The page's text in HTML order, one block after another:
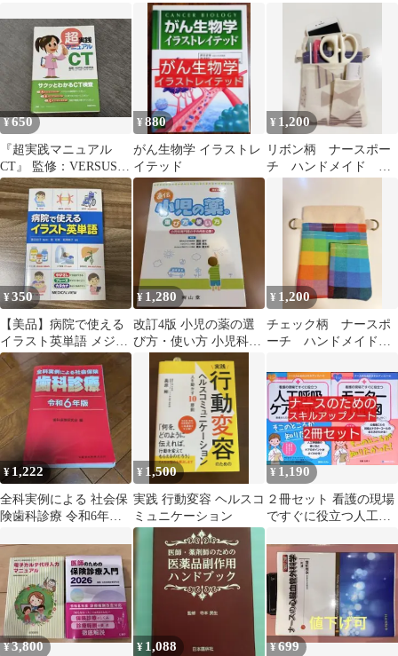
送】
¥650
『超実践マニュアル
CT』 監修：VERSUS研
究会
¥880
がん生物学 イラストレ
イテッド
¥ 1,200
リボン柄 ナースポー
チ ハンドメイド オ
ーガナイザー
¥350
【美品】病院で使える
イラスト英単語 メジカ
ルビュー社
¥ 1,280
改訂4版 小児の薬の選
び方・使い方 小児科専
門医の手の内を公開!
田原卓浩
¥ 1,200
チェック柄 ナースポ
ーチ ハンドメイド
¥ 1,222
全科実例による 社会保
険歯科診療 令和6年
¥ 1,500
実践 行動変容 ヘルスコ
ミュニケーション
¥ 1,190
２冊セット 看護の現場
ですぐに役立つ人工呼
ー心電図
¥3,800 ¥ 1,088 ¥699